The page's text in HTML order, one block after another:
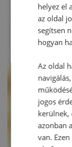
helyez el
az oldal
segítsen
hogyan
Az oldal
jogos
kerülnek,
azonban
van.